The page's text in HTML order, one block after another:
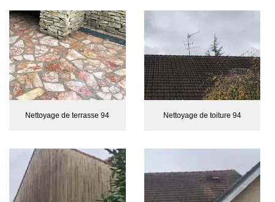
Nettoyage de terrasse 94 Nettoyage de toiture 94